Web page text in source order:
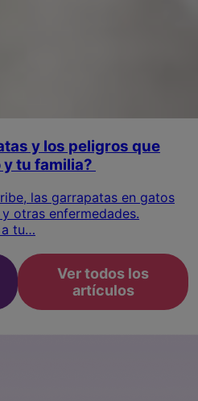
y los peligros que
tu familia?
las garrapatas en gatos
otras enfermedades.
a tu…
Ver todos los
artículos